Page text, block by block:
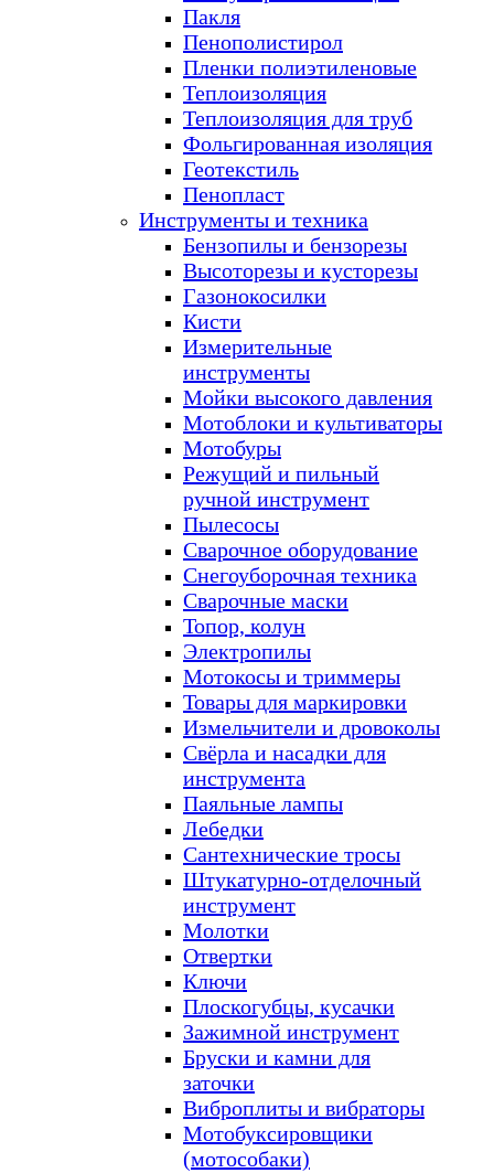
Пакля
Пенополистирол
Пленки полиэтиленовые
Теплоизоляция
Теплоизоляция для труб
Фольгированная изоляция
Геотекстиль
Пенопласт
Инструменты и техника
Бензопилы и бензорезы
Высоторезы и кусторезы
Газонокосилки
Кисти
Измерительные
инструменты
Мойки высокого давления
Мотоблоки и культиваторы
Мотобуры
Режущий и пильный
ручной инструмент
Пылесосы
Сварочное оборудование
Снегоуборочная техника
Сварочные маски
Топор, колун
Электропилы
Мотокосы и триммеры
Товары для маркировки
Измельчители и дровоколы
Свёрла и насадки для
инструмента
Паяльные лампы
Лебедки
Сантехнические тросы
Штукатурно-отделочный
инструмент
Молотки
Отвертки
Ключи
Плоскогубцы, кусачки
Зажимной инструмент
Бруски и камни для
заточки
Виброплиты и вибраторы
Мотобуксировщики
(мотособаки)